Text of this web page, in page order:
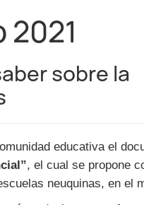
sobre la
educativa el
, el cual se propone
neuquinas, en el